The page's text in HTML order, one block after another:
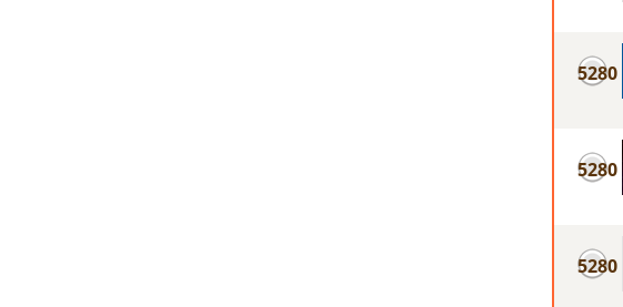
5280
5280
5280